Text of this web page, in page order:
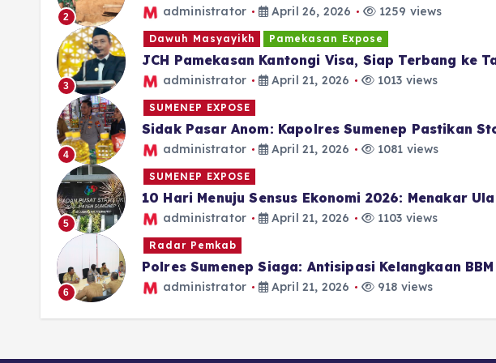
2 administrator April 26, 2026 1259 views
3
Dawuh Masyayikh Pamekasan Expose
JCH Pamekasan Kantongi Visa, Siap Terbang ke
administrator April 21, 2026 1013 views
4
SUMENEP EXPOSE
Sidak Pasar Anom: Kapolres Sumenep Pastikan
administrator April 21, 2026 1081 views
5
SUMENEP EXPOSE
10 Hari Menuju Sensus Ekonomi 2026: Menakar
administrator April 21, 2026 1103 views
6
Radar Pemkab
Polres Sumenep Siaga: Antisipasi Kelangkaan
administrator April 21, 2026 918 views